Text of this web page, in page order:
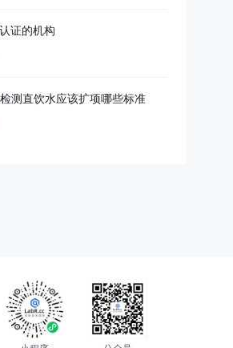
证的机构
测直饮水应该扩项哪些标准